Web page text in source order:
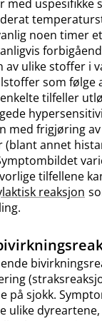
med uspesifikke
noen timer
av ulike stoffer i
som følge
tilfeller
med frigjøring
annet
tilfellene
reaksjon
på sjokk.
ulike